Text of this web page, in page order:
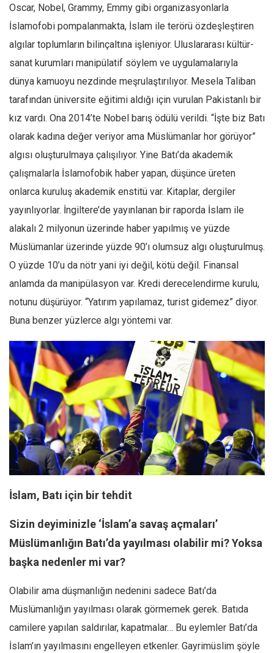
Oscar, Nobel, Grammy, Emmy gibi organizasyonlarla
İslamofobi pompalanmakta, İslam ile terörü özdeşleştiren
algılar toplumların bilinçaltına işleniyor. Uluslararası kültür-
sanat kurumları manipülatif söylem ve uygulamalarıyla
dünya kamuoyu nezdinde meşrulaştırılıyor. Mesela Taliban
tarafından üniversite eğitimi aldığı için vurulan Pakistanlı bir
kız vardı. Ona 2014’te Nobel barış ödülü verildi. “İşte biz Batı
olarak kadına değer veriyor ama Müslümanlar hor görüyor”
algısı oluşturulmaya çalışılıyor. Yine Batı’da akademik
çalışmalarla İslamofobik haber yapan, düşünce üreten
onlarca kuruluş akademik enstitü var. Kitaplar, dergiler
yayınlıyorlar. İngiltere’de yayınlanan bir raporda İslam ile
alakalı 2 milyonun üzerinde haber yapılmış ve yüzde
Müslümanlar üzerinde yüzde 90’ı olumsuz algı oluşturulmuş.
O yüzde 10’u da nötr yani iyi değil, kötü değil. Finansal
anlamda da manipülasyon var. Kredi derecelendirme kurulu,
notunu düşürüyor. “Yatırım yapılamaz, turist gidemez” diyor.
Buna benzer yüzlerce algı yöntemi var.
İslam, Batı için bir tehdit
Sizin deyiminizle ‘İslam’a savaş açmaları’
Müslümanlığın Batı’da yayılması olabilir mi? Yoksa
başka nedenler mi var?
Olabilir ama düşmanlığın nedenini sadece Batı’da
Müslümanlığın yayılması olarak görmemek gerek. Batıda
camilere yapılan saldırılar, kapatmalar… Bu eylemler Batı’da
İslam’ın yayılmasını engelleyen etkenler. Gayrimüslim şöyle